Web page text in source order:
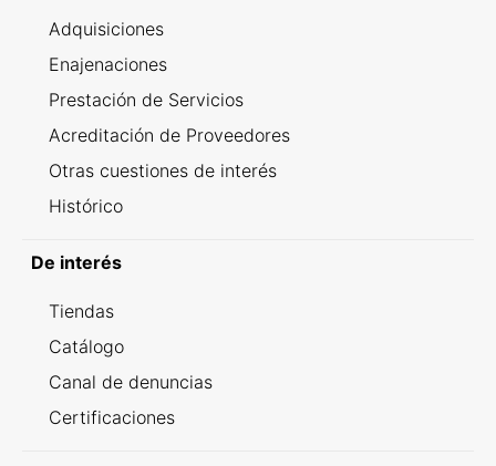
Adquisiciones
Enajenaciones
Prestación de Servicios
Acreditación de Proveedores
Otras cuestiones de interés
Histórico
De interés
Tiendas
Catálogo
Canal de denuncias
Certificaciones